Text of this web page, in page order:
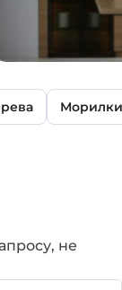
ДОМ И
не